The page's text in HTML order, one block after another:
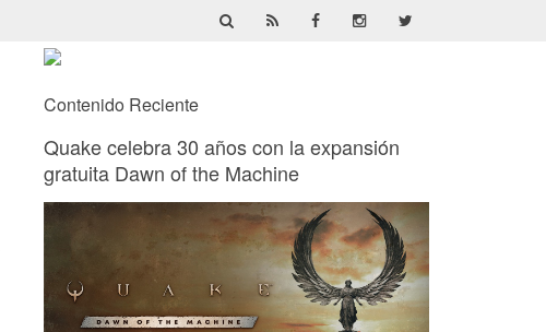
Contenido Reciente
Quake celebra 30 años con la expansión
gratuita Dawn of the Machine